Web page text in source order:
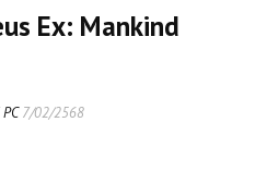
Ex: Mankind
7/02/2568